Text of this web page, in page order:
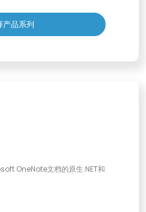
产品系列
OneNote文档的原生.NET和